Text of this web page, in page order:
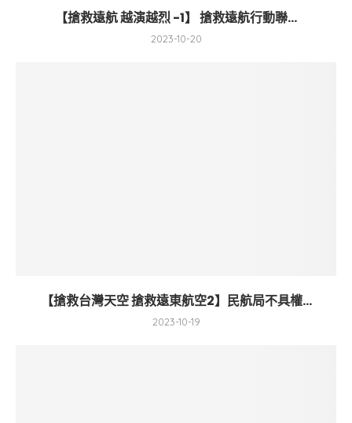
【搶救遠航 越演越烈 -1】 搶救遠航行動聯...
2023-10-20
【搶救台灣天空 搶救遠東航空2】民航局不具權...
2023-10-19